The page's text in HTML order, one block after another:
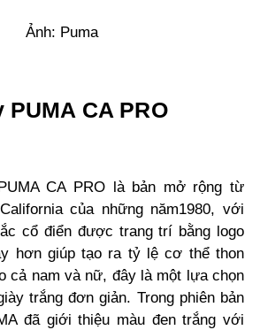
Ảnh: Puma
PUMA CA PRO
CA PRO là bản mở rộng từ
của những năm1980, với
cổ điển được trang trí bằng logo
hơn giúp tạo ra tỷ lệ cơ thể thon
cả nam và nữ, đây là một lựa chọn
trắng đơn giản. Trong phiên bản
đã giới thiệu màu đen trắng với